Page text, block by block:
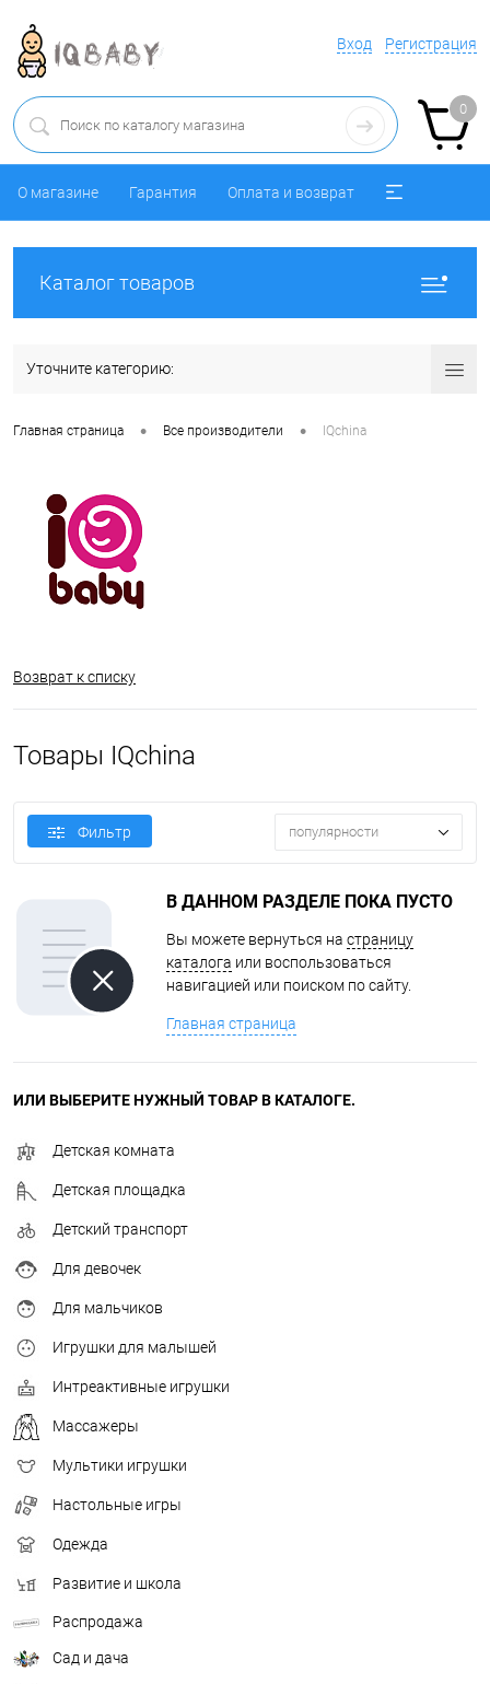
Вход Регистрация
0
О магазине Гарантия Оплата и возврат
Каталог товаров
Уточните категорию:
Главная страница • Все производители • IQchina
Возврат к списку
Товары IQchina
Фильтр популярности
В ДАННОМ РАЗДЕЛЕ ПОКА ПУСТО
Вы можете вернуться на страницу
каталога или воспользоваться
навигацией или поиском по сайту.
Главная страница
ИЛИ ВЫБЕРИТЕ НУЖНЫЙ ТОВАР В КАТАЛОГЕ.
Детская комната
Детская площадка
Детский транспорт
Для девочек
Для мальчиков
Игрушки для малышей
Интреактивные игрушки
Массажеры
Мультики игрушки
Настольные игры
Одежда
Развитие и школа
Распродажа
Сад и дача